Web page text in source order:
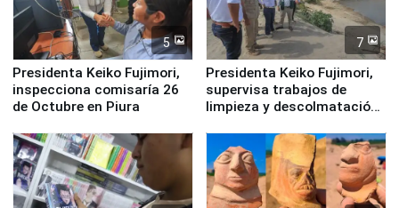
5
Presidenta Keiko Fujimori,
inspecciona comisaría 26
de Octubre en Piura
7
Presidenta Keiko Fujimori,
supervisa trabajos de
limpieza y descolmatación